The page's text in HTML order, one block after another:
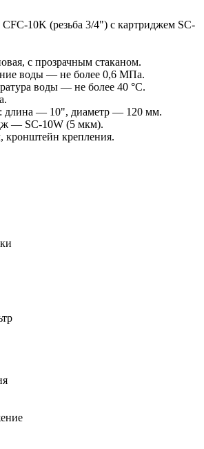
10K (резьба 3/4") с картриджем SC-
с прозрачным стаканом.
воды — не более 0,6 МПа.
воды — не более 40 °С.
длина — 10", диаметр — 120 мм.
— SC-10W (5 мкм).
крепления.